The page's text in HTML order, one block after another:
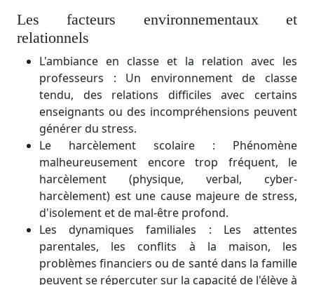
Les facteurs environnementaux et
relationnels
L'ambiance en classe et la relation avec les
professeurs : Un environnement de classe
tendu, des relations difficiles avec certains
enseignants ou des incompréhensions peuvent
générer du stress.
Le harcèlement scolaire : Phénomène
malheureusement encore trop fréquent, le
harcèlement (physique, verbal, cyber-
harcèlement) est une cause majeure de stress,
d'isolement et de mal-être profond.
Les dynamiques familiales : Les attentes
parentales, les conflits à la maison, les
problèmes financiers ou de santé dans la famille
peuvent se répercuter sur la capacité de l'élève à